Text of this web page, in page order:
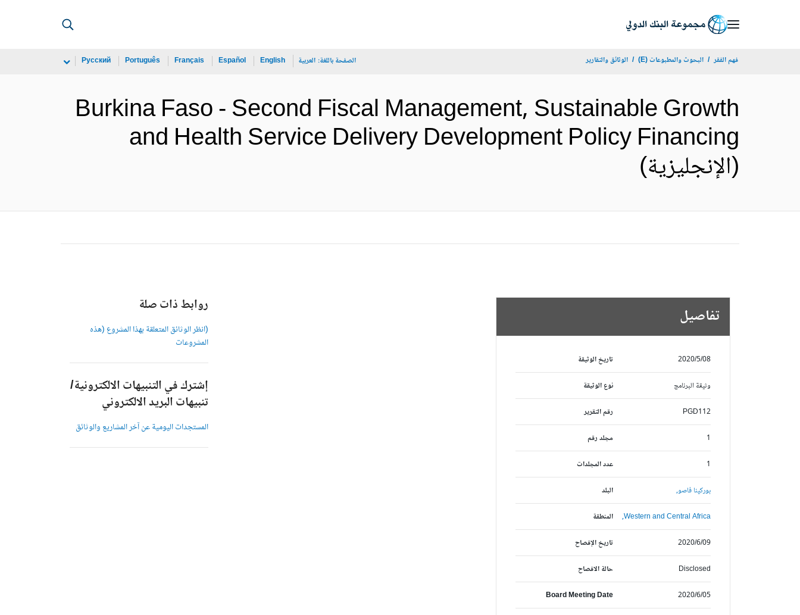
فهم الفقر البحوث والمطبوعات (E) الوثائق والتقارير الصفحة باللغة: العربية English
Español
Français
Português
Русский
Burkina Faso - Second Fiscal Management, Sustainable Growth
and Health Service Delivery Development Policy Financing
(الإنجليزية)
تفاصيل
تاريخ الوثيقة 2020/5/08
نوع الوثيقة وثيقة البرنامج
رقم التقرير PGD112
مجلد رقم 1
عدد المجلدات 1
البلد بوركينا فاصو,
المنطقة Western and Central Africa,
تاريخ الإفصاح 2020/6/09
حالة الافصاح Disclosed
Board Meeting Date 2020/6/05
روابط ذات صلة
(انظر الوثائق المتعلقة بهذا المشروع (هذه
المشروعات
إشترك في التنبيهات الالكترونية/
تنبيهات البريد الالكتروني
المستجدات اليومية عن آخر المشاريع والوثائق